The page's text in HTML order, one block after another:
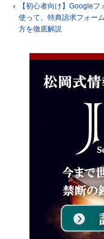
【初心者向け】Googleフ
使って、特典請求フォー
方を徹底解説